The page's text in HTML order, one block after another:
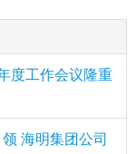
度工作会议隆重
海明集团公司